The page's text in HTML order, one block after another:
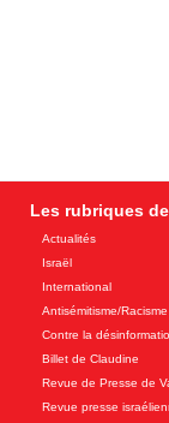
Les rubriques
Actualités
Israël
International
Antisémitisme/Racisme
Contre la
Billet de Claudine
Revue de Presse de
Revue presse